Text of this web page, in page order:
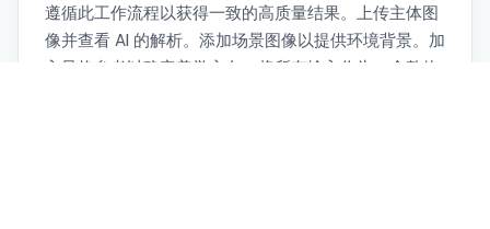
遵循此工作流程以获得一致的高质量结果。上传主体图
像并查看 AI 的解析。添加场景图像以提供环境背景。加
入风格参考以确定美学方向。将所有输入作为一个整体